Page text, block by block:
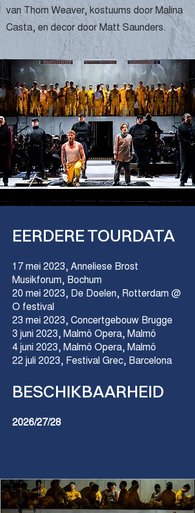
van Thom Weaver, kostuums door Malina
Casta, en decor door Matt Saunders.
EERDERE TOURDATA
17 mei 2023, Anneliese Brost
Musikforum, Bochum
20 mei 2023, De Doelen, Rotterdam @
O festival
23 mei 2023, Concertgebouw Brugge
3 juni 2023, Malmö Opera, Malmö
4 juni 2023, Malmö Opera, Malmö
22 juli 2023, Festival Grec, Barcelona
BESCHIKBAARHEID
2026/27/28